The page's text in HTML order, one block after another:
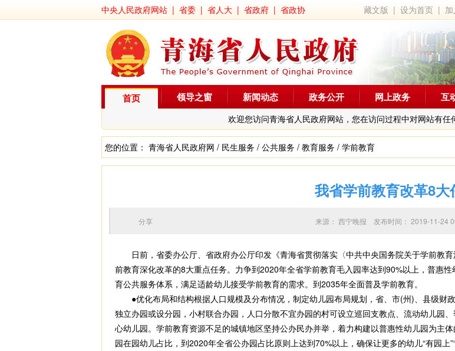
中央人民政府网站 | 省委 | 省人大 | 省政府 | 省政协 藏文版 |设为首页 |
首页
欢迎您访问青海省人民政府网站，您在访问过程中对网站有任
领导之窗 新闻动态 政务公开 网上政务 互
您的位置： 青海省人民政府网 / 民生服务 / 公共服务 / 教育服务 / 学前教育
我省学前教育改革8大
来源： 西宁晚报 发布时间： 2019-11-24
分享
日前，省委办公厅、省政府办公厅印发《青海省贯彻落实〈中共中央国务院关于学前教
前教育深化改革的8大重点任务。力争到2020年全省学前教育毛入园率达到90%以上，普惠
育公共服务体系，满足适龄幼儿接受学前教育的需求。到2035年全面普及学前教育。
●优化布局和结构根据人口规模及分布情况，制定幼儿园布局规划，省、市(州)、县级财
独立办园或设分园，小村联合办园，人口分散不宜办园的村可设立巡回支教点、流动幼儿园
心幼儿园。学前教育资源不足的城镇地区坚持公办民办并举，着力构建以普惠性幼儿园为主
园在园幼儿占比，到2020年全省公办园占比原则上达到70%以上，确保让更多的幼儿“有园上”“